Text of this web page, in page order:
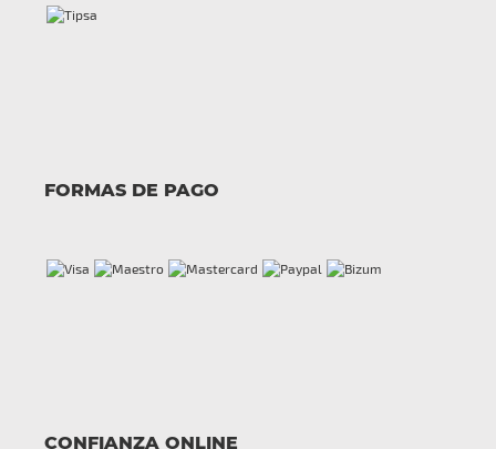
FORMAS DE PAGO
CONFIANZA ONLINE